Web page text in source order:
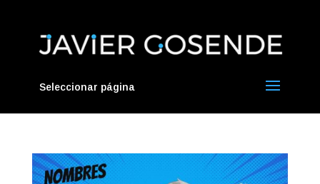
Seleccionar página